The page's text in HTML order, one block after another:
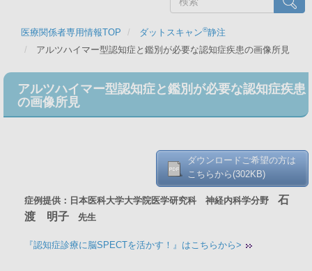
索
医療関係者専用情報TOP ダットスキャン®静注
アルツハイマー型認知症と鑑別が必要な認知症疾患の画像所見
アルツハイマー型認知症と鑑別が必要な認知症疾患
の画像所見
ダウンロードご希望の方は
こちらから(302KB)
症例提供：日本医科大学大学院医学研究科 神経内科学分野 石
渡 明子 先生
『認知症診療に脳SPECTを活かす！』はこちらから>